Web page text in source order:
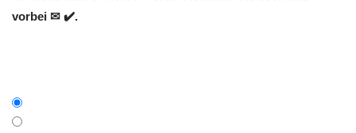
vorbei ✉ ✔️.